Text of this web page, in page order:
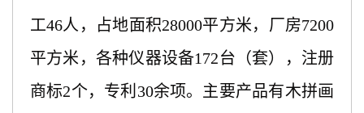
工46人，占地面积28000平方米，厂房7200
平方米，各种仪器设备172台（套），注册
商标2个，专利30余项。主要产品有木拼画